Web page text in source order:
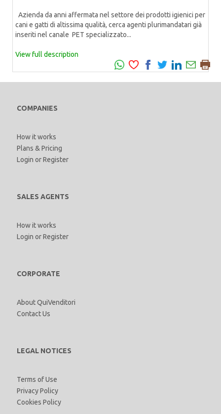
Azienda da anni affermata nel settore dei prodotti igienici per
cani e gatti di altissima qualità, cerca agenti plurimandatari già
inseriti nel canale PET specializzato...
View full description
COMPANIES
How it works
Plans & Pricing
Login orRegister
SALES AGENTS
How it works
Login orRegister
CORPORATE
About QuiVenditori
Contact Us
LEGAL NOTICES
Terms of Use
Privacy Policy
Cookies Policy